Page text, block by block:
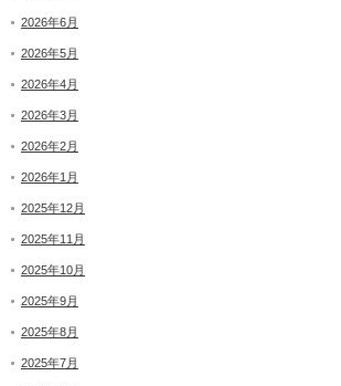
2026年6月
2026年5月
2026年4月
2026年3月
2026年2月
2026年1月
2025年12月
2025年11月
2025年10月
2025年9月
2025年8月
2025年7月